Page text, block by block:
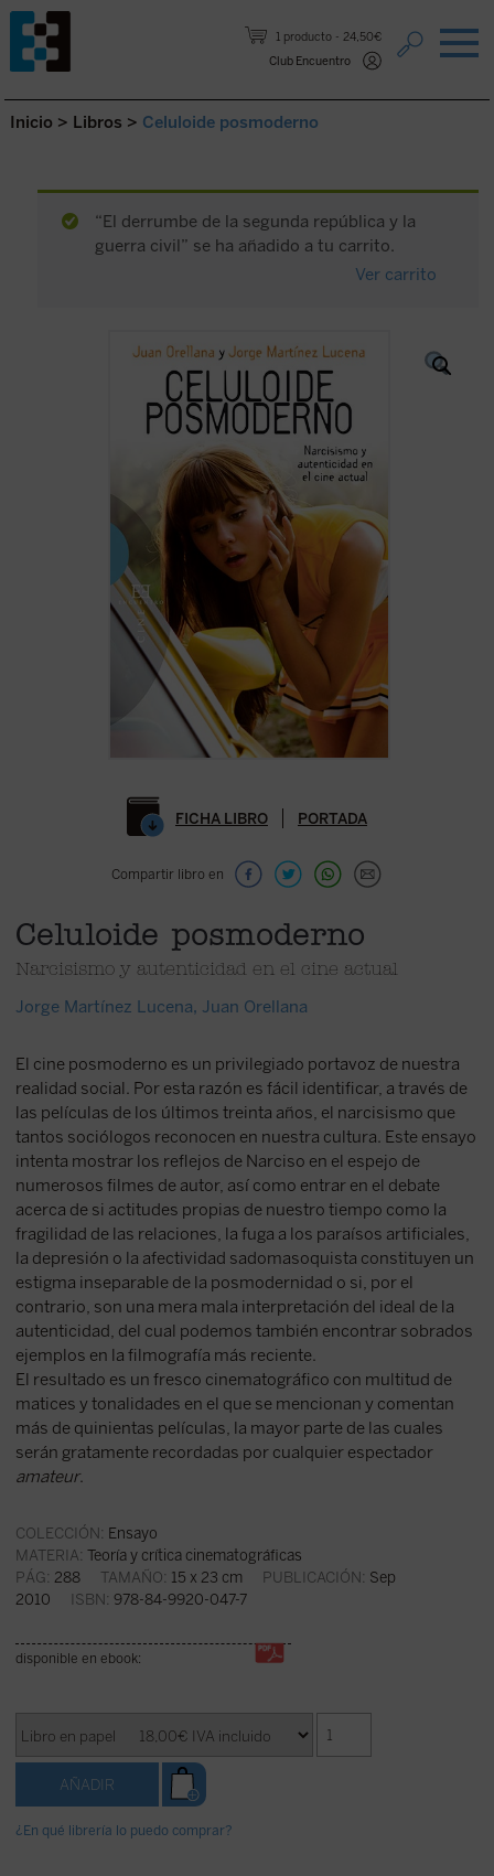
1 producto
24,50€
Club Encuentro
Saltar al contenido.
Inicio > Libros > Celuloide posmoderno
“El derrumbe de la segunda república y la
guerra civil” se ha añadido a tu carrito.
Ver carrito
FICHA LIBRO PORTADA
Compartir libro en
Celuloide posmoderno
Narcisismo y autenticidad en el cine actual
Jorge Martínez Lucena, Juan Orellana
El cine posmoderno es un privilegiado portavoz de nuestra
realidad social. Por esta razón es fácil identificar, a través de
las películas de los últimos treinta años, el narcisismo que
tantos sociólogos reconocen en nuestra cultura. Este ensayo
intenta mostrar los reflejos de Narciso en el espejo de
numerosos filmes de autor, así como entrar en el debate
acerca de si actitudes propias de nuestro tiempo como la
fragilidad de las relaciones, la fuga a los paraísos artificiales,
la depresión o la afectividad sadomasoquista constituyen un
estigma inseparable de la posmodernidad o si, por el
contrario, son una mera mala interpretación del ideal de la
autenticidad, del cual podemos también encontrar sobrados
ejemplos en la filmografía más reciente.
El resultado es un fresco cinematográfico con multitud de
matices y tonalidades en el que se mencionan y comentan
más de quinientas películas, la mayor parte de las cuales
serán gratamente recordadas por cualquier espectador
amateur.
COLECCIÓN: Ensayo
MATERIA: Teoría y crítica cinematográficas
PÁG: 288 TAMAÑO: 15 x 23 cm PUBLICACIÓN: Sep
2010 ISBN: 978-84-9920-047-7
disponible en ebook:
¿En qué librería lo puedo comprar?